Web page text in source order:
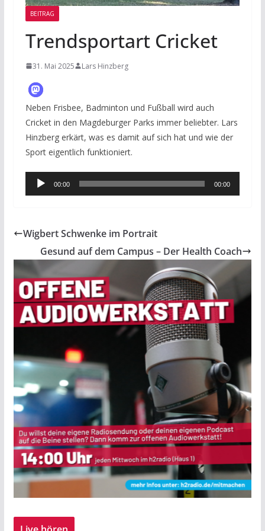
BEITRAG
Trendsportart Cricket
31. Mai 2025 Lars Hinzberg
Neben Frisbee, Badminton und Fußball wird auch
Cricket in den Magdeburger Parks immer beliebter. Lars
Hinzberg erkärt, was es damit auf sich hat und wie der
Sport eigentlich funktioniert.
Audio-
Player
00:00 00:00
Wigbert Schwenke im Portrait
Gesund auf dem Campus – Der Health Coach